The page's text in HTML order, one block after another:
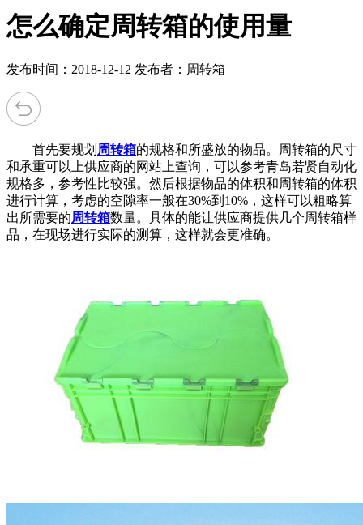
怎么确定周转箱的使用量
发布时间：2018-12-12 发布者：周转箱
首先要规划 周转箱的规格和所盛放的物品。周转箱的尺寸
和承重可以上供应商的网站上查询，可以参考青岛若贤自动化
规格多，参考性比较强。然后根据物品的体积和周转箱的体积
进行计算，考虑的空隙率一般在30%到10%，这样可以粗略算
出所需要的周转箱数量。具体的能让供应商提供几个周转箱样
品，在现场进行实际的测算，这样就会更准确。